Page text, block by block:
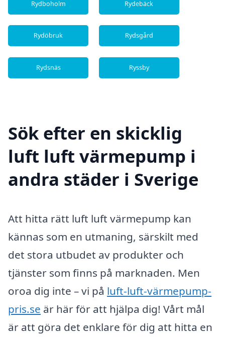
Rydboholm Rydebäck
Rydöbruk Rydsgård
Rydsnäs Ryssby
Sök efter en skicklig
luft luft värmepump i
andra städer i Sverige
Att hitta rätt luft luft värmepump kan
kännas som en utmaning, särskilt med
det stora utbudet av produkter och
tjänster som finns på marknaden. Men
oroa dig inte – vi på luft-luft-värmepump-
pris.se är här för att hjälpa dig! Vårt mål
är att göra det enklare för dig att hitta en